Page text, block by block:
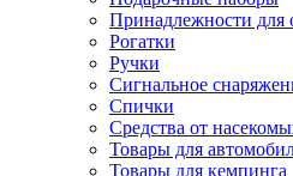
Принадлежности для
Рогатки
Ручки
Сигнальное
Спички
Средства от
Товары для
Товары для кемпинга